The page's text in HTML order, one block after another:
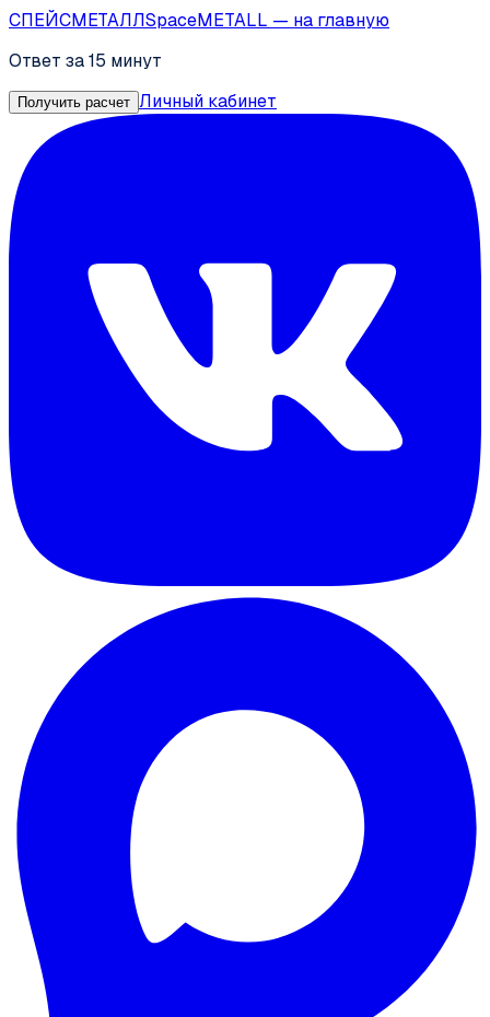
СПЕЙСМЕТАЛЛSpaceMETALL — на главную
Ответ за 15 минут
Получить расчет Личный кабинет